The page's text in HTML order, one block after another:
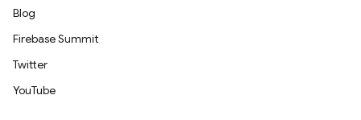
Blog
Firebase Summit
Twitter
YouTube